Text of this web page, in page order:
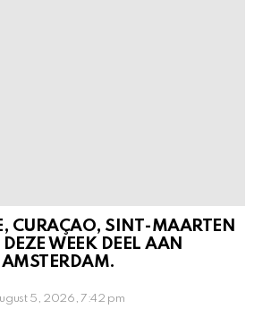
CURAÇAO, SINT-MAARTEN
WEEK DEEL AAN
5, 2026, 7:42 pm